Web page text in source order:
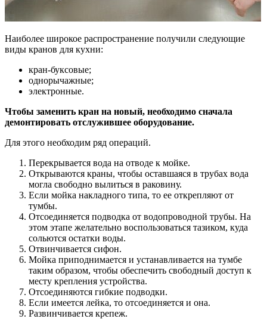
Наиболее широкое распространение получили следующие
виды кранов для кухни:
кран-буксовые;
однорычажные;
электронные.
Чтобы заменить кран на новый, необходимо сначала
демонтировать отслужившее оборудование.
Для этого необходим ряд операций.
Перекрывается вода на отводе к мойке.
Открываются краны, чтобы оставшаяся в трубах вода
могла свободно вылиться в раковину.
Если мойка накладного типа, то ее открепляют от
тумбы.
Отсоединяется подводка от водопроводной трубы. На
этом этапе желательно воспользоваться тазиком, куда
сольются остатки воды.
Отвинчивается сифон.
Мойка приподнимается и устанавливается на тумбе
таким образом, чтобы обеспечить свободный доступ к
месту крепления устройства.
Отсоединяются гибкие подводки.
Если имеется лейка, то отсоединяется и она.
Развинчивается крепеж.